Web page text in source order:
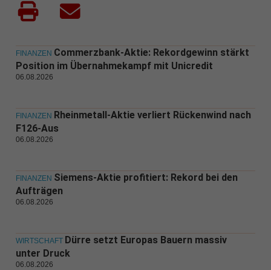
FINANZEN Commerzbank-Aktie: Rekordgewinn stärkt
Position im Übernahmekampf mit Unicredit
06.08.2026
FINANZEN Rheinmetall-Aktie verliert Rückenwind nach
F126-Aus
06.08.2026
FINANZEN Siemens-Aktie profitiert: Rekord bei den
Aufträgen
06.08.2026
WIRTSCHAFT Dürre setzt Europas Bauern massiv
unter Druck
06.08.2026